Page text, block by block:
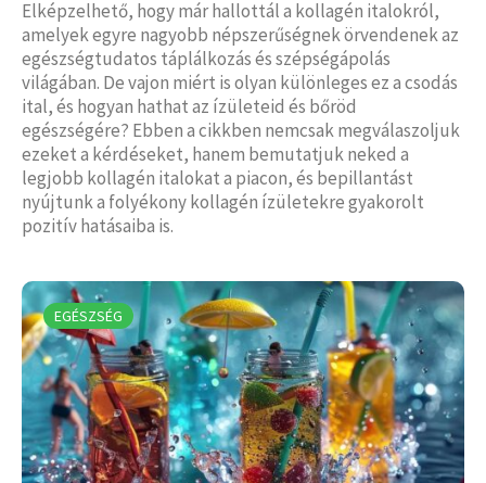
Elképzelhető, hogy már hallottál a kollagén italokról,
amelyek egyre nagyobb népszerűségnek örvendenek az
egészségtudatos táplálkozás és szépségápolás
világában. De vajon miért is olyan különleges ez a csodás
ital, és hogyan hathat az ízületeid és bőröd
egészségére? Ebben a cikkben nemcsak megválaszoljuk
ezeket a kérdéseket, hanem bemutatjuk neked a
legjobb kollagén italokat a piacon, és bepillantást
nyújtunk a folyékony kollagén ízületekre gyakorolt
pozitív hatásaiba is.
EGÉSZSÉG